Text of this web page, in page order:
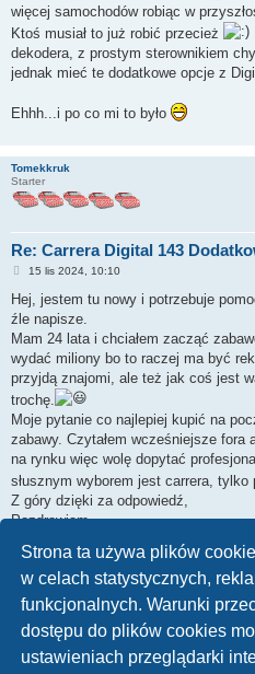
Strona ta używa plików
w celach statystycznych,
funkcjonalnych. Warunki
dostępu do plików cookies
ustawieniach przeglądarki
więcej samochodów robiąc w
Ktoś musiał to już robić przecież
dekodera, z prostym sterownikiem
jednak mieć te dodatkowe opcje z
Ehhh...i po co mi to było
Tomekkruk
Starter
Re: Carrera Digital 143
P
s
15 lis 2024, 10:10
Hej, jestem tu nowy i potrzebuje
źle napisze.
Mam 24 lata i chciałem zacząć
wydać miliony bo to raczej ma być
przyjdą znajomi, ale też jak coś jest
trochę.
Moje pytanie co najlepiej kupić na
zabawy. Czytałem wcześniejsze fora
na rynku więc wolę dopytać
słusznym wyborem jest carrera, tylko
Z góry dzięki za odpowiedź,
Pozdrawiam
ODPOWIEDZ
Posty: 15 •